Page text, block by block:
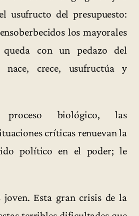
usufructo del presupuesto:
los mayorales
con un pedazo del
nace, crece, usufructúa y
proceso biológico, las
críticas renuevan la
político en el poder; le
Esta gran crisis de la